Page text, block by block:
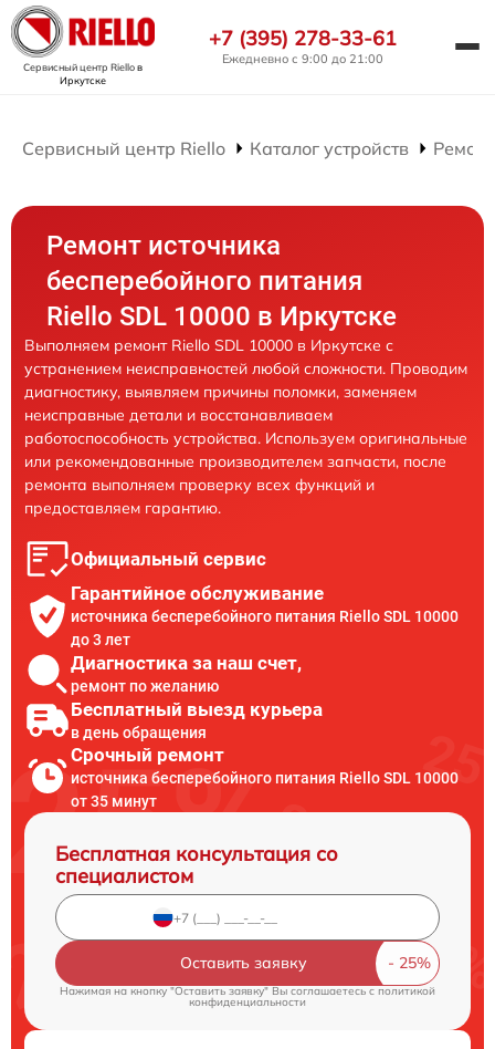
Сервисный центр Rielloв
Иркутске
+7 (395) 278-33-61
Ежедневно с 9:00 до 21:00
Сервисный центр Riello Каталог устройств
Ремонт источника
бесперебойного питания
Riello SDL 10000 в Иркутске
Выполняем ремонт Riello SDL 10000 в Иркутске с
устранением неисправностей любой сложности. Проводим
диагностику, выявляем причины поломки, заменяем
неисправные детали и восстанавливаем
работоспособность устройства. Используем оригинальные
или рекомендованные производителем запчасти, после
ремонта выполняем проверку всех функций и
предоставляем гарантию.
Официальный сервис
Гарантийное обслуживание
источника бесперебойного питания Riello SDL 10000
до 3 лет
Диагностика за наш счет,
ремонт по желанию
Бесплатный выезд курьера
в день обращения
Срочный ремонт
источника бесперебойного питания Riello SDL 10000
от 35 минут
Бесплатная консультация со
специалистом
Оставить заявку
Нажимая на кнопку "Оставить заявку" Вы соглашаетесь c политикой
конфиденциальности